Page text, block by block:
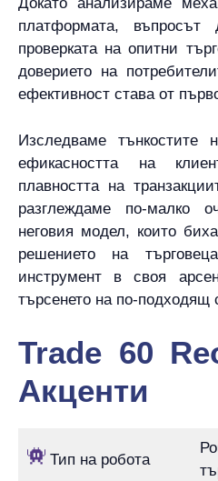
платформата,
проверката на опитни
доверието на
ефективност става от
Изследваме тънкостите
ефикасността на
плавността на
разглеждаме по-малко
неговия модел, които
решението на
инструмент в своя
търсенето на по-подходящ
Trade 60
Акценти
Тип на робота